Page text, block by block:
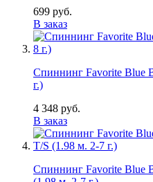
699 руб.
В заказ
Спиннинг Favorite Blue
г.)
4 348 руб.
В заказ
Спиннинг Favorite Blue